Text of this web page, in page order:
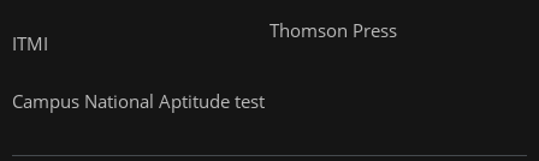
ITMI
Campus National Aptitude test
Thomson Press